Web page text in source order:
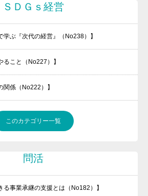
ＳＤＧｓ経営
学ぶ『次代の経営』（No238）】
ること（No227）】
関係（No222）】
このカテゴリー一覧
問活
る事業承継の支援とは（No182）】
職場づくりをお手伝いします
メルマガの登録はこちら
経営者必見